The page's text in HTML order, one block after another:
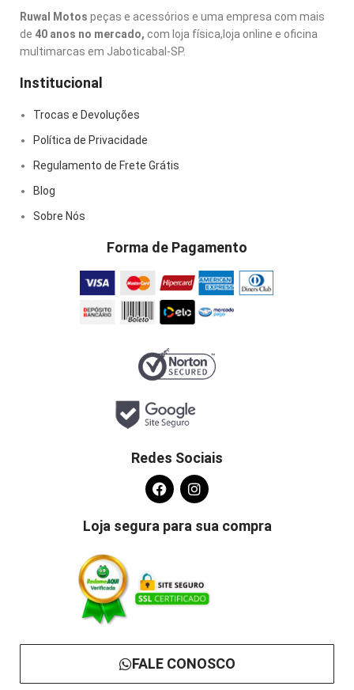
Ruwal Motos peças e acessórios e uma empresa com mais
de 40 anos no mercado, com loja física,loja online e oficina
multimarcas em Jaboticabal-SP.
Institucional
Trocas e Devoluções
Política de Privacidade
Regulamento de Frete Grátis
Blog
Sobre Nós
Forma de Pagamento
Redes Sociais
Loja segura para sua compra
FALE CONOSCO